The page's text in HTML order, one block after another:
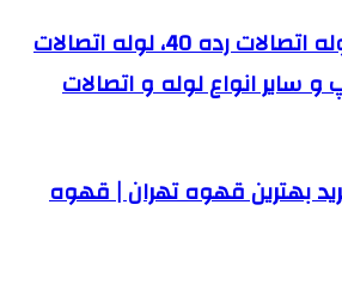
فروش انواع لوله اتصالات رده 40، لوله اتصالات
و سایر انواع لوله و اتصالات
بهترین قهوه تهران | قهوه